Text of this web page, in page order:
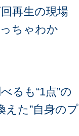
再生の現場
ちゃわか
るも“1点”の
た”自身のプ